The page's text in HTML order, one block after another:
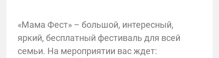
«Мама Фест» – большой, интересный,
яркий, бесплатный фестиваль для всей
семьи. На мероприятии вас ждет: